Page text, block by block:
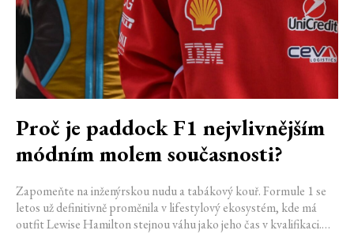
Proč je paddock F1 nejvlivnějším
módním molem současnosti?
Zapomeňte na inženýrskou nudu a tabákový kouř. Formule 1 se
letos už definitivně proměnila v lifestylový ekosystém, kde má
outfit Lewise Hamilton stejnou váhu jako jeho čas v kvalifikaci.